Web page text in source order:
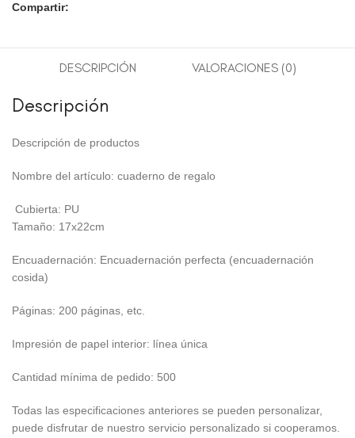
Compartir:
DESCRIPCIÓN VALORACIONES (0)
Descripción
Descripción de productos
Nombre del artículo: cuaderno de regalo
Cubierta: PU
Tamaño: 17x22cm
Encuadernación: Encuadernación perfecta (encuadernación
cosida)
Páginas: 200 páginas, etc.
Impresión de papel interior: línea única
Cantidad mínima de pedido: 500
Todas las especificaciones anteriores se pueden personalizar,
puede disfrutar de nuestro servicio personalizado si cooperamos.